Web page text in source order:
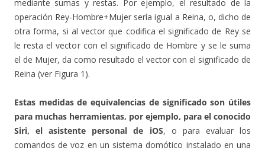
mediante sumas y restas. Por ejemplo, el resultado de la
operación Rey-Hombre+Mujer sería igual a Reina, o, dicho de
otra forma, si al vector que codifica el significado de Rey se
le resta el vector con el significado de Hombre y se le suma
el de Mujer, da como resultado el vector con el significado de
Reina (ver Figura 1).
Estas medidas de equivalencias de significado son útiles
para muchas herramientas, por ejemplo, para el conocido
Siri, el asistente personal de iOS, o para evaluar los
comandos de voz en un sistema domótico instalado en una